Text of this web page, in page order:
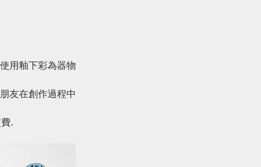
用釉下彩為器物
友在創作過程中
.